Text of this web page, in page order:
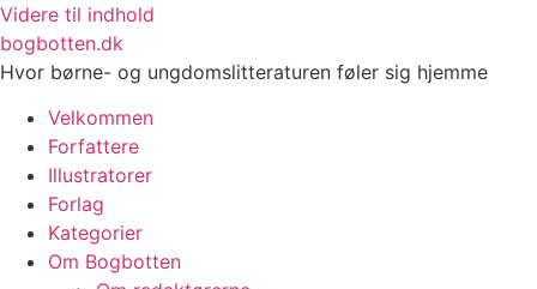
Videre til indhold
bogbotten.dk
Hvor børne- og ungdomslitteraturen føler sig hjemme
Velkommen
Forfattere
Illustratorer
Forlag
Kategorier
Om Bogbotten